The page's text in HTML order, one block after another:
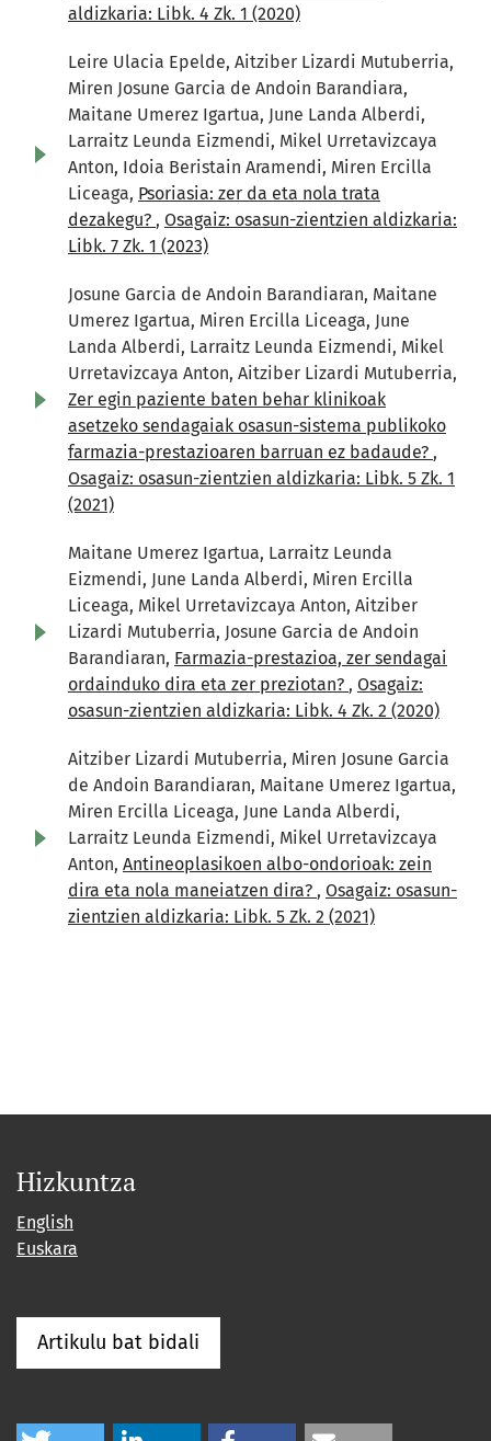
aldizkaria: Libk. 4 Zk. 1 (2020)
Leire Ulacia Epelde, Aitziber Lizardi Mutuberria,
Miren Josune Garcia de Andoin Barandiara,
Maitane Umerez Igartua, June Landa Alberdi,
Larraitz Leunda Eizmendi, Mikel Urretavizcaya
Anton, Idoia Beristain Aramendi, Miren Ercilla
Liceaga, Psoriasia: zer da eta nola trata
dezakegu? , Osagaiz: osasun-zientzien aldizkaria:
Libk. 7 Zk. 1 (2023)
Josune Garcia de Andoin Barandiaran, Maitane
Umerez Igartua, Miren Ercilla Liceaga, June
Landa Alberdi, Larraitz Leunda Eizmendi, Mikel
Urretavizcaya Anton, Aitziber Lizardi Mutuberria,
Zer egin paziente baten behar klinikoak
asetzeko sendagaiak osasun-sistema publikoko
farmazia-prestazioaren barruan ez badaude? ,
Osagaiz: osasun-zientzien aldizkaria: Libk. 5 Zk. 1
(2021)
Maitane Umerez Igartua, Larraitz Leunda
Eizmendi, June Landa Alberdi, Miren Ercilla
Liceaga, Mikel Urretavizcaya Anton, Aitziber
Lizardi Mutuberria, Josune Garcia de Andoin
Barandiaran, Farmazia-prestazioa, zer sendagai
ordainduko dira eta zer preziotan? , Osagaiz:
osasun-zientzien aldizkaria: Libk. 4 Zk. 2 (2020)
Aitziber Lizardi Mutuberria, Miren Josune Garcia
de Andoin Barandiaran, Maitane Umerez Igartua,
Miren Ercilla Liceaga, June Landa Alberdi,
Larraitz Leunda Eizmendi, Mikel Urretavizcaya
Anton, Antineoplasikoen albo-ondorioak: zein
dira eta nola maneiatzen dira? , Osagaiz: osasun-
zientzien aldizkaria: Libk. 5 Zk. 2 (2021)
Hizkuntza
English
Euskara
Artikulu bat bidali